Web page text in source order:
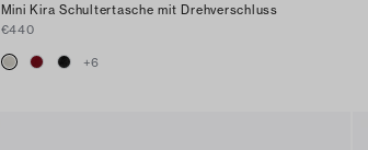
Mini Kira Schultertasche mit Drehverschluss
€440
+6